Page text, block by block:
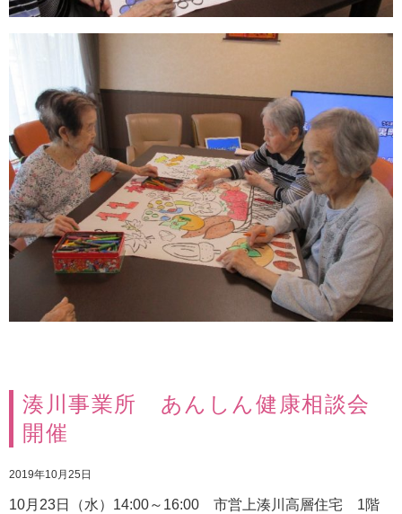
湊川事業所 あんしん健康相談会
開催
2019年10月25日
10月23日（水）14:00～16:00 市営上湊川高層住宅 1階